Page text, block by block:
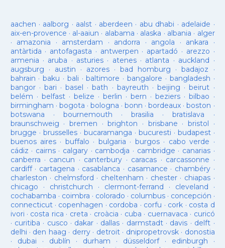
aachen · aalborg · aalst · aberdeen · abu dhabi · adelaide ·
aix-en-provence · al-aaiun · alabama · alaska · albania · alger
· amazonia · amsterdam · andorra · angola · ankara ·
antàrtida · antofagasta · antwerpen · apartadó · arezzo ·
armenia · aruba · asturies· atenes· atlanta · auckland ·
augsburg · austin · azores·bad homburg ·badajoz ·
bahrain ·baku · bali ·baltimore ·bangalore · bangladesh ·
bangor· bari ·basel ·bath · bayreuth ·beijing ·beirut ·
belém · belfast· belize · berlin ·bern ·beziers ·bilbao ·
birmingham · bogota · bologna ·bonn ·bordeaux ·boston ·
botswana · bournemouth ·brasilia ·bratislava ·
braunschweig · bremen ·brighton · brisbane · bristol ·
brugge · brusselles· bucaramanga · bucuresti · budapest·
buenos aires· buffalo · bulgaria · burgos· cabo verde ·
cádiz · cairns· calgary · cambodja · cambridge · canarias·
canberra · cancun · canterbury · caracas · carcassonne ·
cardiff· cartagena · casablanca · casamance · chambéry·
charleston · chelmsford · cheltenham · chester· chiapas ·
chicago · christchurch · clermont-ferrand · cleveland ·
cochabamba · coimbra · colorado · columbus· concepción ·
connecticut· copenhagen · cordoba · corfu · cork · costa d
ivori · costa rica · creta · croàcia · cuba · cuernavaca · curicó
· curitiba · cusco · dakar · dallas · darmstadt· davis · delft ·
delhi · den haag · derry· detroit· dnipropetrovsk· donostia
· dubai · dublín · durham · düsseldorf· edinburgh ·